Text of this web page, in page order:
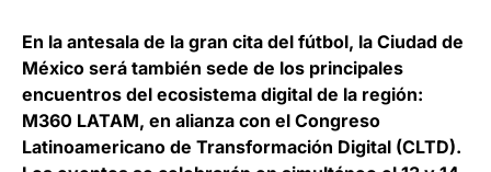
En la antesala de la gran cita del fútbol, la Ciudad de
México será también sede de los principales
encuentros del ecosistema digital de la región:
M360 LATAM, en alianza con el Congreso
Latinoamericano de Transformación Digital (CLTD).